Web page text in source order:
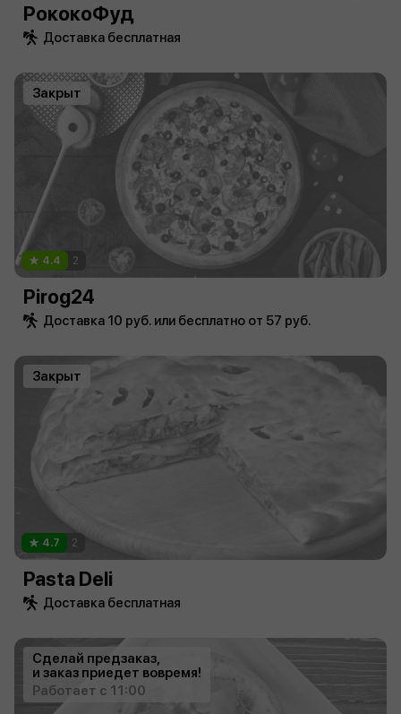
РококоФуд
Доставка бесплатная
Закрыт
4.4 2
Pirog24
Доставка 10 руб. или бесплатно от 57 руб.
Закрыт
4.7 2
Pasta Deli
Доставка бесплатная
Сделай предзаказ,
и заказ приедет вовремя!
Работает с 11:00